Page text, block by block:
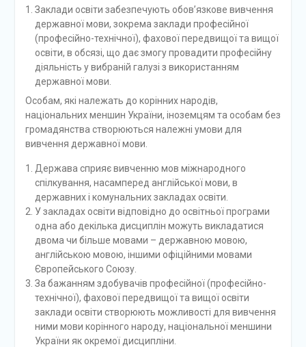
Заклади освіти забезпечують обов’язкове вивчення
державної мови, зокрема заклади професійної
(професійно-технічної), фахової передвищої та вищої
освіти, в обсязі, що дає змогу провадити професійну
діяльність у вибраній галузі з використанням
державної мови.
Особам, які належать до корінних народів,
національних меншин України, іноземцям та особам без
громадянства створюються належні умови для
вивчення державної мови.
Держава сприяє вивченню мов міжнародного
спілкування, насамперед англійської мови, в
державних і комунальних закладах освіти.
У закладах освіти відповідно до освітньої програми
одна або декілька дисциплін можуть викладатися
двома чи більше мовами – державною мовою,
англійською мовою, іншими офіційними мовами
Європейського Союзу.
За бажанням здобувачів професійної (професійно-
технічної), фахової передвищої та вищої освіти
заклади освіти створюють можливості для вивчення
ними мови корінного народу, національної меншини
України як окремої дисципліни.